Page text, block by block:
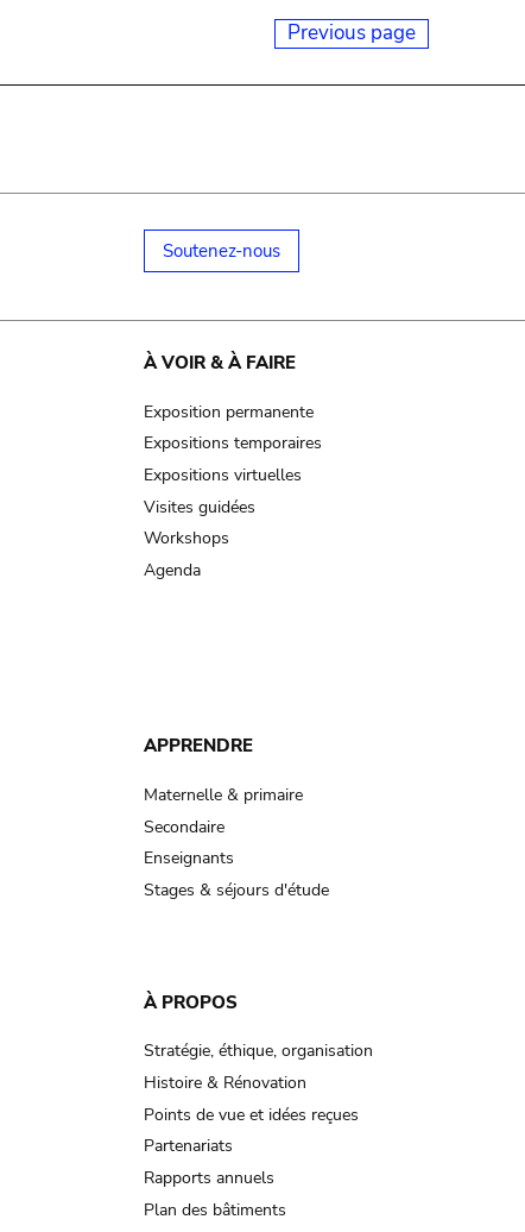
Previous page
Soutenez-nous
À VOIR & À FAIRE
Exposition permanente
Expositions temporaires
Expositions virtuelles
Visites guidées
Workshops
Agenda
APPRENDRE
Maternelle & primaire
Secondaire
Enseignants
Stages & séjours d'étude
À PROPOS
Stratégie, éthique, organisation
Histoire & Rénovation
Points de vue et idées reçues
Partenariats
Rapports annuels
Plan des bâtiments